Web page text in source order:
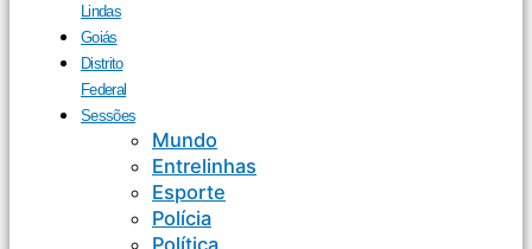
Lindas
Goiás
Distrito
Federal
Sessões
Mundo
Entrelinhas
Esporte
Polícia
Política